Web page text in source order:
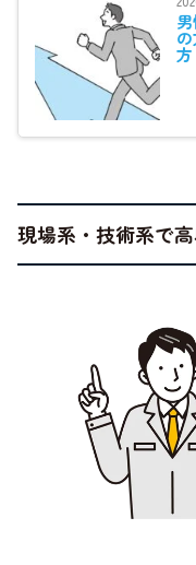
方
現場系・技術系で